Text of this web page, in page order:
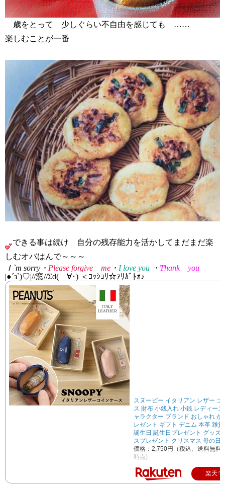
歳をとって 少しぐらい不自由を感じても ……
楽しむことが一番
できる事は続け 自分の残存能力を活かしてまだまだ楽
しむオバはんで～～～
Ｉ `m sorry ​​​​・ Please forgive me ・ I love you ・ Thank
you
|●´з`)♡|//窓//Σd( ゝ∀･) ＜ｺｯｼｮﾘ☆ｧﾘｶﾞﾄｫ♪
スヌーピー イタリアン レザー コ
ス 財布 小銭入れ 小銭 レディー
ャラクター ブランド おしゃれ か
レゼント ギフト デニム 本革 雑
誕生日 誕生日プレゼント グッズ
スプレゼント クリスマス 母の日
価格：2,750円（税込、送料無料)
時点)
楽天で